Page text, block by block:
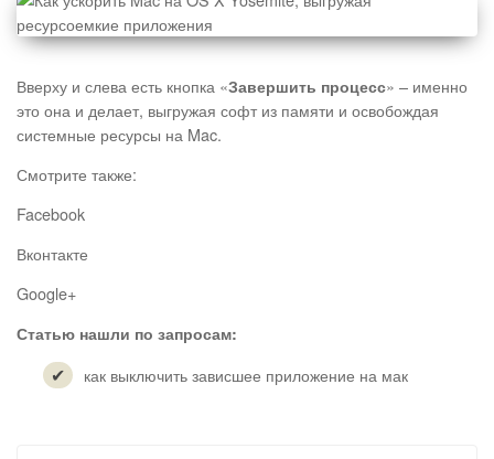
Вверху и слева есть кнопка «Завершить процесс» – именно
это она и делает, выгружая софт из памяти и освобождая
системные ресурсы на Mac.
Смотрите также:
Facebook
Вконтакте
Google+
Статью нашли по запросам:
как выключить зависшее приложение на мак